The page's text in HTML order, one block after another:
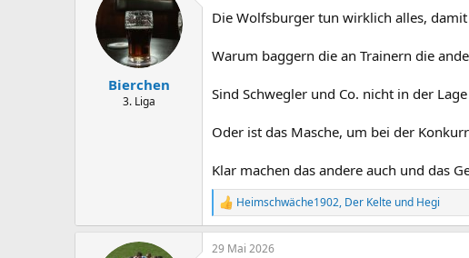
i
n
e
:
Bierchen
3. Liga
Die Wolfsburger tun wirklich alles,
Warum baggern die an Trainern die
Sind Schwegler und Co. nicht in der
Oder ist das Masche, um bei der
Klar machen das andere auch und das
R
e
a
k
Heimschwäche1902, Der Kelte und Hegi
29 Mai 2026